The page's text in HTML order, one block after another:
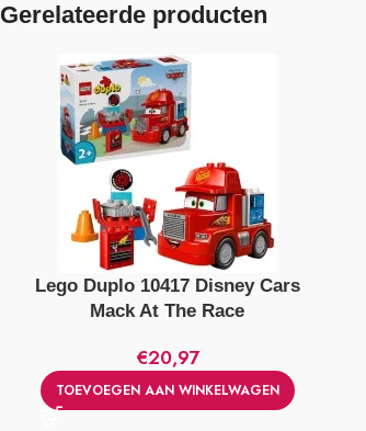
Gerelateerde producten
Lego Duplo 10417 Disney Cars
Mack At The Race
€20,97
TOEVOEGEN AAN WINKELWAGEN